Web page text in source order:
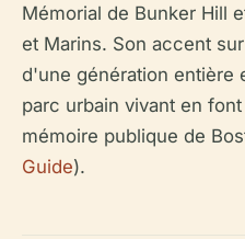
Mémorial de Bunker Hill
et Marins. Son accent
d'une génération entière
parc urbain vivant en
mémoire publique de
Guide).